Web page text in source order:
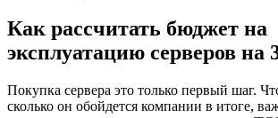
Как рассчитать бюджет на
эксплуатацию серверов на
Покупка сервера это только первый шаг.
сколько он обойдется компании в итоге,